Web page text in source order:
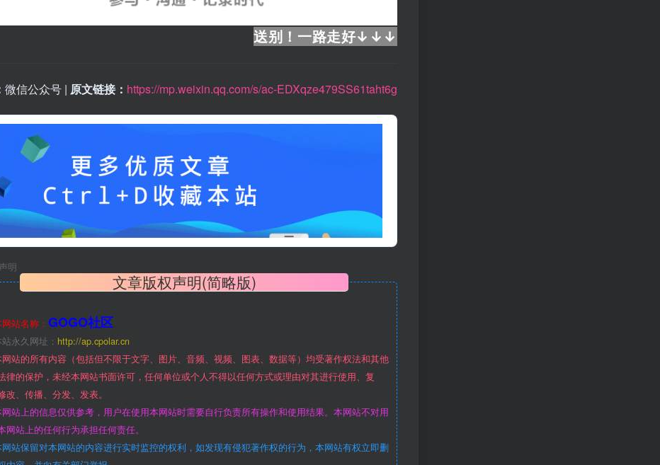
送别！一路走好↓↓↓
微信公众号 | 原文链接： https://mp.weixin.qq.com/s/ac-EDXqze479SS61taht6g
明
文章版权声明(简略版)
站名称： GOGO社区
永久网址： http://ap.cpolar.cn
站的所有内容（包括但不限于文字、图片、音频、视频、图表、数据等）均受著作权法和其他
律的保护，未经本网站书面许可，任何单位或个人不得以任何方式或理由对其进行使用、复
改、传播、分发、发表。
站上的信息仅供参考，用户在使用本网站时需要自行负责所有操作和使用结果。本网站不对用
网站上的任何行为承担任何责任。
站保留对本网站的内容进行实时监控的权利，如发现有侵犯著作权的行为，本网站有权立即删